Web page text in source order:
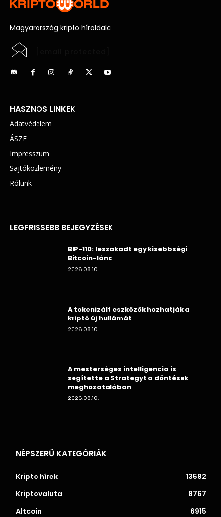
Magyarország kripto híroldala
HASZNOS LINKEK
Adatvédelem
ÁSZF
Impresszum
Sajtóközlemény
Rólunk
LEGFRISSEBB BEJEGYZÉSEK
BIP-110: leszakadt egy kisebbségi
Bitcoin-lánc
2026.08.10.
A tokenizált eszközök hozhatják a
kriptó új hullámát
2026.08.10.
A mesterséges intelligencia is
segítette a Strategyt a döntések
meghozatalában
2026.08.10.
NÉPSZERŰ KATEGÓRIÁK
Kripto hírek
13582
Kriptovaluta
8767
Altcoin
6915